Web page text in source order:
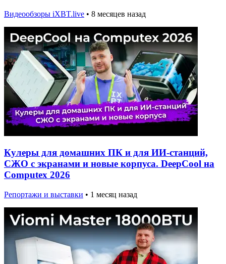
Видеообзоры iXBT.live • 8 месяцев назад
Кулеры для домашних ПК и для ИИ-станций,
СЖО с экранами и новые корпуса. DeepCool на
Computex 2026
Репортажи и выставки • 1 месяц назад